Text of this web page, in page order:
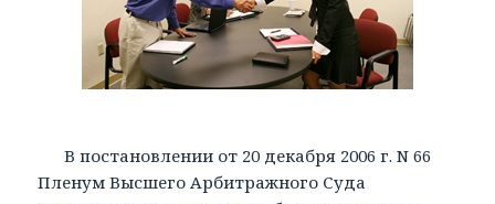
В постановлении от 20 декабря 2006 г. N 66
Пленум Высшего Арбитражного Суда